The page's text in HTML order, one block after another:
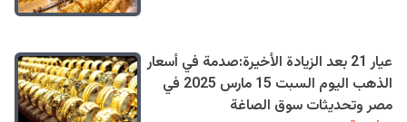
عيار 21 بعد الزيادة الأخيرة:صدمة في أسعار
الذهب اليوم السبت 15 مارس 2025 في
مصر وتحديثات سوق الصاغة